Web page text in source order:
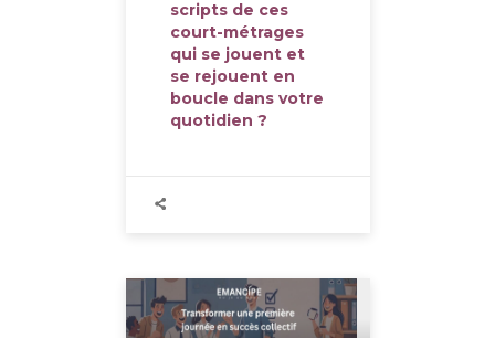
scripts de ces
court-métrages
qui se jouent et
se rejouent en
boucle dans votre
quotidien ?